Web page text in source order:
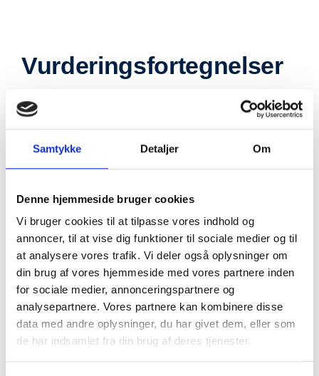
Samtykke Detaljer Om
Denne hjemmeside bruger cookies
Vi bruger cookies til at tilpasse vores indhold og
annoncer, til at vise dig funktioner til sociale medier og til
at analysere vores trafik. Vi deler også oplysninger om
din brug af vores hjemmeside med vores partnere inden
for sociale medier, annonceringspartnere og
analysepartnere. Vores partnere kan kombinere disse
data med andre oplysninger, du har givet dem, eller som
de har indsamlet fra din brug af deres tjenester.
Vurderingsfortegnelser
I 1901 blev det bestemt, at al fast ejendom i Danmark
skulle vurderes, det skulle afgøres, hvor stor en værdi for
beskatning. Vurderingerne skulle foretages af et nedsat
vurderingsråd og skulle foretages omkring hvert fjerde år.
vurderinger.
Indhold
I fortegnelserne bør alle ejendomme i et givet sogn kunne
findes. Foruden ejers navn og stilling, findes her en lang
række oplysninger om selve ejendommen. Om
ejendommen oplyses: beliggenhed, beskrevet med by,
sogn og matrikelnummer, anvendelse, var det landbrug